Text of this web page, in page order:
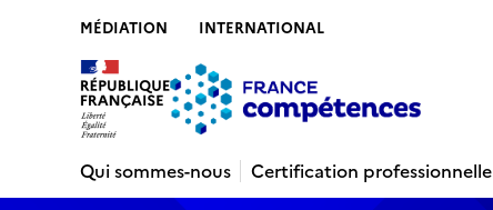
MÉDIATION INTERNATIONAL
Qui sommes-nous
Certification professionnelle